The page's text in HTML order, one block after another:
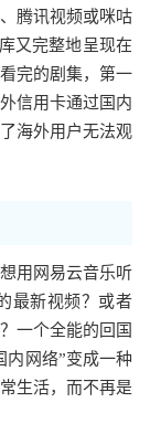
腾讯视频或咪咕
又完整地呈现在
完的剧集，第一
信用卡通过国内
海外用户无法观
用网易云音乐听
最新视频？或者
一个全能的回国
内网络”变成一种
生活，而不再是